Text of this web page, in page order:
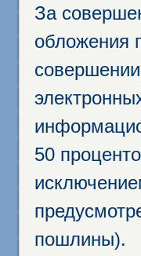
За
обложения
50
пошлины).